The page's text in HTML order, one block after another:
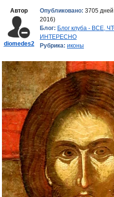
Автор
diomedes2
Опубликовано: 3705
2016)
Блог: Блог клуба - ВСЕ,
ИНТЕРЕСНО
Рубрика: иконы